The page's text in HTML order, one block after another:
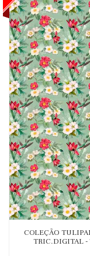
COLEÇÃO
TRIC.DIGITAL -